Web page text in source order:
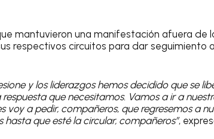
mantuvieron una manifestación afuera de
respectivos circuitos para dar seguimiento
y los liderazgos hemos decidido que se
que necesitamos. Vamos a ir a
voy a pedir, compañeros, que regresemos a
que esté la circular, compañeros”,